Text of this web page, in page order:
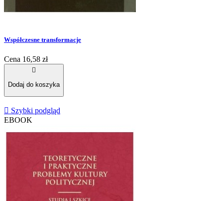
Współczesne transformacje
Cena 16,58 zł

Dodaj do koszyka
 Szybki podgląd
EBOOK